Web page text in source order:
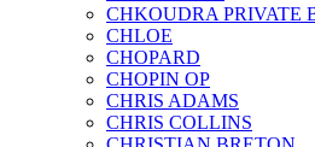
CHKOUDRA PRIVATE
CHLOE
CHOPARD
CHOPIN OP
CHRIS ADAMS
CHRIS COLLINS